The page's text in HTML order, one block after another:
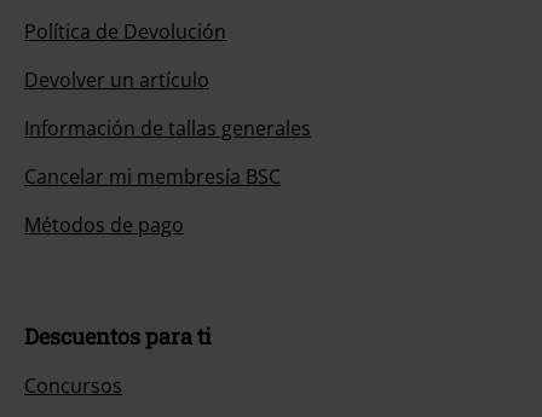
Política de Devolución
Devolver un artículo
Información de tallas generales
Cancelar mi membresía BSC
Métodos de pago
Descuentos para ti
Concursos